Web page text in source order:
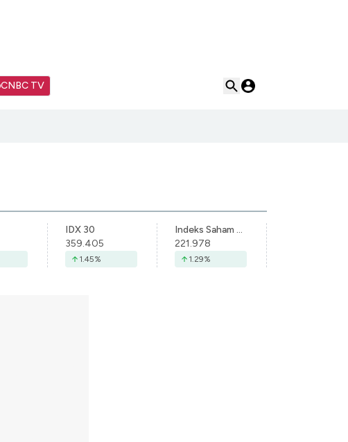
CNBC TV
IDX 30
359.405
1.45%
Indeks Saham Syariah Indonesia
221.978
1.29%